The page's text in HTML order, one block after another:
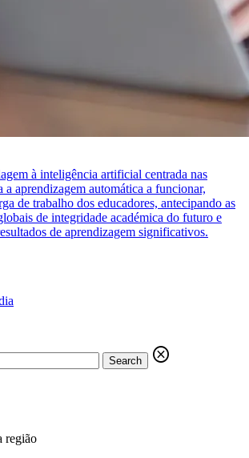
à inteligência artificial centrada nas
a aprendizagem automática a funcionar,
de trabalho dos educadores, antecipando as
de integridade académica do futuro e
de aprendizagem significativos.
Search
cancel
região